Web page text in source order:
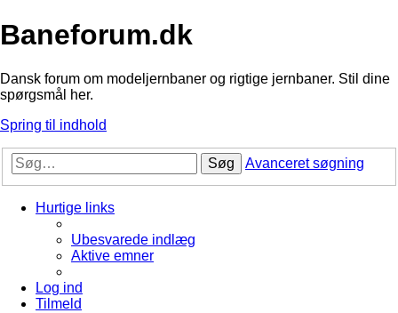
Baneforum.dk
Dansk forum om modeljernbaner og rigtige jernbaner. Stil dine
spørgsmål her.
Spring til indhold
Søg Avanceret søgning
Hurtige links
Ubesvarede indlæg
Aktive emner
Log ind
Tilmeld